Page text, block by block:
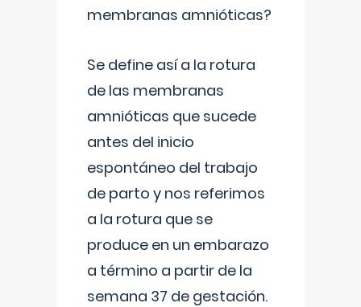
membranas amnióticas?
Se define así a la rotura
de las membranas
amnióticas que sucede
antes del inicio
espontáneo del trabajo
de parto y nos referimos
a la rotura que se
produce en un embarazo
a término a partir de la
semana 37 de gestación.